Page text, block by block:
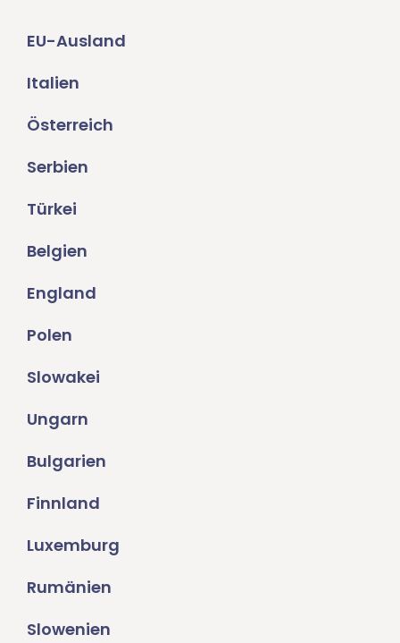
EU-Ausland
Italien
Österreich
Serbien
Türkei
Belgien
England
Polen
Slowakei
Ungarn
Bulgarien
Finnland
Luxemburg
Rumänien
Slowenien